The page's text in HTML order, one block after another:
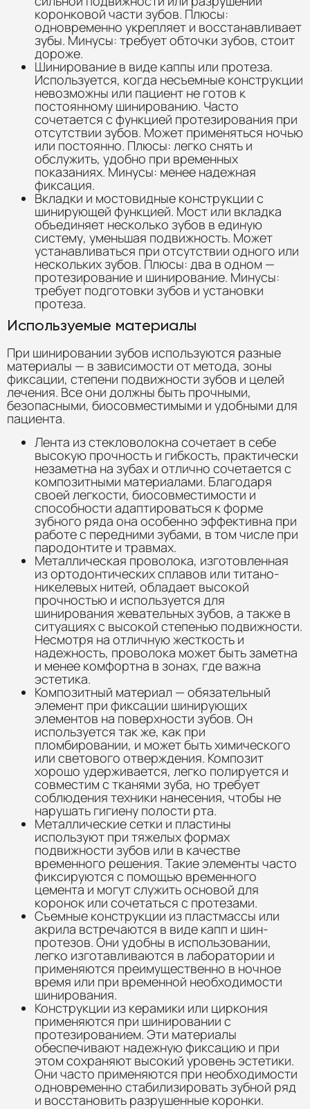
коронковой части зубов. Плюсы:
одновременно укрепляет и восстанавливает
зубы. Минусы: требует обточки зубов, стоит
дороже.
Шинирование в виде каппы или протеза.
Используется, когда несъемные конструкции
невозможны или пациент не готов к
постоянному шинированию. Часто
сочетается с функцией протезирования при
отсутствии зубов. Может применяться ночью
или постоянно. Плюсы: легко снять и
обслужить, удобно при временных
показаниях. Минусы: менее надежная
фиксация.
Вкладки и мостовидные конструкции с
шинирующей функцией. Мост или вкладка
объединяет несколько зубов в единую
систему, уменьшая подвижность. Может
устанавливаться при отсутствии одного или
нескольких зубов. Плюсы: два в одном —
протезирование и шинирование. Минусы:
требует подготовки зубов и установки
протеза.
Используемые материалы
При шинировании зубов используются разные
материалы — в зависимости от метода, зоны
фиксации, степени подвижности зубов и целей
лечения. Все они должны быть прочными,
безопасными, биосовместимыми и удобными для
пациента.
Лента из стекловолокна сочетает в себе
высокую прочность и гибкость, практически
незаметна на зубах и отлично сочетается с
композитными материалами. Благодаря
своей легкости, биосовместимости и
способности адаптироваться к форме
зубного ряда она особенно эффективна при
работе с передними зубами, в том числе при
пародонтите и травмах.
Металлическая проволока, изготовленная
из ортодонтических сплавов или титано-
никелевых нитей, обладает высокой
прочностью и используется для
шинирования жевательных зубов, а также в
ситуациях с высокой степенью подвижности.
Несмотря на отличную жесткость и
надежность, проволока может быть заметна
и менее комфортна в зонах, где важна
эстетика.
Композитный материал — обязательный
элемент при фиксации шинирующих
элементов на поверхности зубов. Он
используется так же, как при
пломбировании, и может быть химического
или светового отверждения. Композит
хорошо удерживается, легко полируется и
совместим с тканями зуба, но требует
соблюдения техники нанесения, чтобы не
нарушать гигиену полости рта.
Металлические сетки и пластины
используют при тяжелых формах
подвижности зубов или в качестве
временного решения. Такие элементы часто
фиксируются с помощью временного
цемента и могут служить основой для
коронок или сочетаться с протезами.
Съемные конструкции из пластмассы или
акрила встречаются в виде капп и шин-
протезов. Они удобны в использовании,
легко изготавливаются в лаборатории и
применяются преимущественно в ночное
время или при временной необходимости
шинирования.
Конструкции из керамики или циркония
применяются при шинировании с
протезированием. Эти материалы
обеспечивают надежную фиксацию и при
этом сохраняют высокий уровень эстетики.
Они часто применяются при необходимости
одновременно стабилизировать зубной ряд
и восстановить разрушенные коронки.